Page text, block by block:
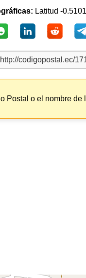
Latitud -
Postal o el nombre